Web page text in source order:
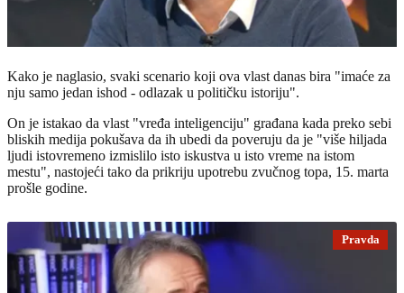
Kako je naglasio, svaki scenario koji ova vlast danas bira "imaće za
nju samo jedan ishod - odlazak u političku istoriju".
On je istakao da vlast "vređa inteligenciju" građana kada preko sebi
bliskih medija pokušava da ih ubedi da poveruju da je "više hiljada
ljudi istovremeno izmislilo isto iskustva u isto vreme na istom
mestu", nastojeći tako da prikriju upotrebu zvučnog topa, 15. marta
prošle godine.
Pravda